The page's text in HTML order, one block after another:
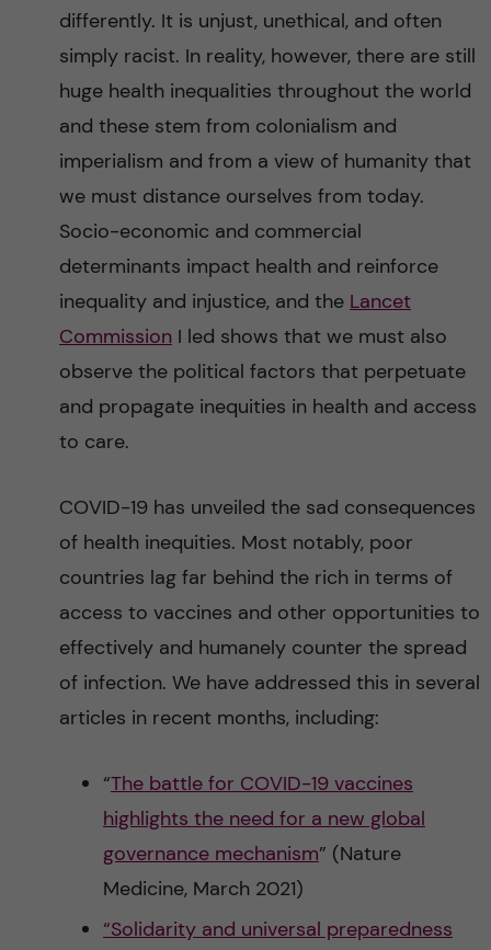
differently. It is unjust, unethical, and often
simply racist. In reality, however, there are still
huge health inequalities throughout the world
and these stem from colonialism and
imperialism and from a view of humanity that
we must distance ourselves from today.
Socio-economic and commercial
determinants impact health and reinforce
inequality and injustice, and the Lancet
CommissionI led shows that we must also
observe the political factors that perpetuate
and propagate inequities in health and access
to care.
COVID-19 has unveiled the sad consequences
of health inequities. Most notably, poor
countries lag far behind the rich in terms of
access to vaccines and other opportunities to
effectively and humanely counter the spread
of infection. We have addressed this in several
articles in recent months, including:
“The battle for COVID-19 vaccines
highlights the need for a new global
governance mechanism” (Nature
Medicine, March 2021)
“Solidarity and universal preparedness